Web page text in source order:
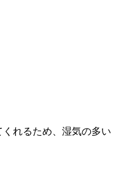
れるため、湿気の多い